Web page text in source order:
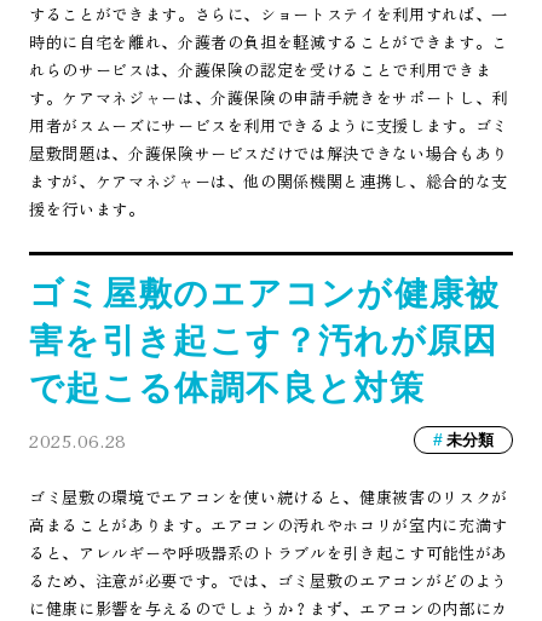
することができます。さらに、ショートステイを利用すれば、一
時的に自宅を離れ、介護者の負担を軽減することができます。こ
れらのサービスは、介護保険の認定を受けることで利用できま
す。ケアマネジャーは、介護保険の申請手続きをサポートし、利
用者がスムーズにサービスを利用できるように支援します。ゴミ
屋敷問題は、介護保険サービスだけでは解決できない場合もあり
ますが、ケアマネジャーは、他の関係機関と連携し、総合的な支
援を行います。
ゴミ屋敷のエアコンが健康被
害を引き起こす？汚れが原因
で起こる体調不良と対策
2025.06.28 未分類
ゴミ屋敷の環境でエアコンを使い続けると、健康被害のリスクが
高まることがあります。エアコンの汚れやホコリが室内に充満す
ると、アレルギーや呼吸器系のトラブルを引き起こす可能性があ
るため、注意が必要です。では、ゴミ屋敷のエアコンがどのよう
に健康に影響を与えるのでしょうか？まず、エアコンの内部にカ